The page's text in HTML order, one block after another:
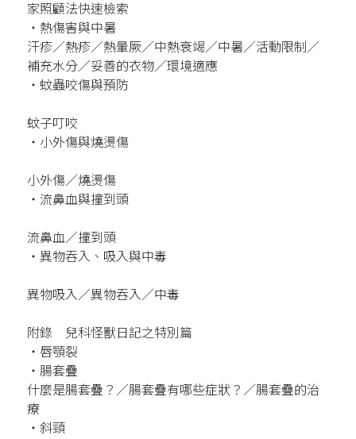
家照顧法快速檢索
‧熱傷害與中暑
汗疹／熱疹／熱暈厥／中熱衰竭／中暑／活動限制／
補充水分／妥善的衣物／環境適應
‧蚊蟲咬傷與預防
蚊子叮咬
‧小外傷與燒燙傷
小外傷／燒燙傷
‧流鼻血與撞到頭
流鼻血／撞到頭
‧異物吞入、吸入與中毒
異物吸入／異物吞入／中毒
附錄 兒科怪獸日記之特別篇
‧唇顎裂
‧腸套疊
什麼是腸套疊？／腸套疊有哪些症狀？／腸套疊的治
療
‧斜頸